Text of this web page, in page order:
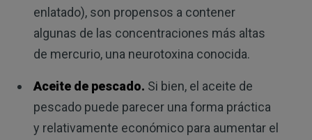
enlatado), son propensos a contener
algunas de las concentraciones más altas
de mercurio, una neurotoxina conocida.
Aceite de pescado. Si bien, el aceite de
pescado puede parecer una forma práctica
y relativamente económico para aumentar el